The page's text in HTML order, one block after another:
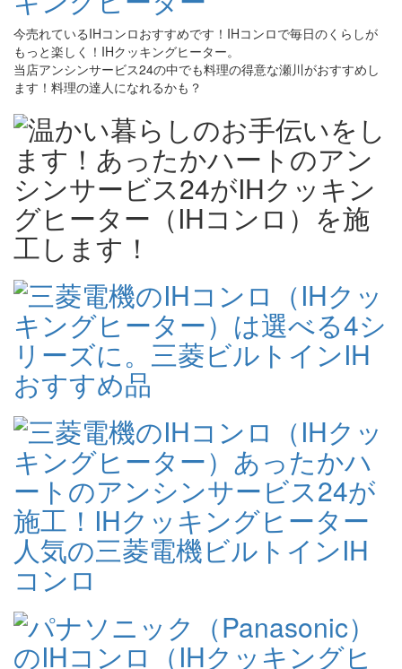
今売れているIHコンロおすすめです！IHコンロで毎日のくらしが
もっと楽しく！IHクッキングヒーター。
当店アンシンサービス24の中でも料理の得意な瀬川がおすすめし
ます！料理の達人になれるかも？